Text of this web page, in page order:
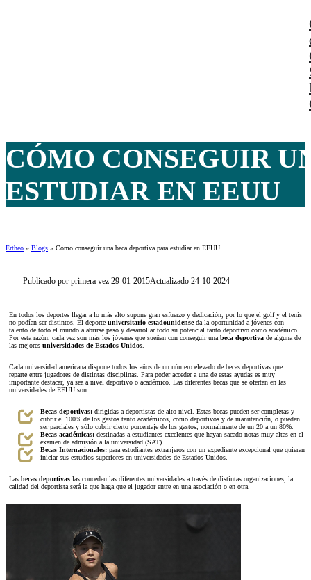
CÓMO CONSEGUIR
ESTUDIAR EN EEUU
Ertheo » Blogs » Cómo conseguir una beca deportiva para estudiar en EEUU
Publicado por primera vez 29-01-2015Actualizado 24-10-2024
En todos los deportes llegar a lo más alto supone gran esfuerzo y dedicación, por lo que el golf y el tenis
no podían ser distintos. El deporte universitario estadounidenseda la oportunidad a jóvenes con
talento de todo el mundo a abrirse paso y desarrollar todo su potencial tanto deportivo como académico.
Por esta razón, cada vez son más los jóvenes que sueñan con conseguir una beca deportiva de alguna de
las mejores universidades de Estados Unidos
Cada universidad americana dispone todos los años de un número elevado de becas deportivas que
reparte entre jugadores de distintas disciplinas. Para poder acceder a una de estas ayudas es muy
importante destacar, ya sea a nivel deportivo o académico. Las diferentes becas que se ofertan en las
universidades de EEUU son:
Becas deportivas: dirigidas a deportistas de alto nivel. Estas becas pueden ser completas y
cubrir el 100% de los gastos tanto académicos, como deportivos y de manutención, o pueden
ser parciales y sólo cubrir cierto porcentaje de los gastos, normalmente de un 20 a un 80%.
Becas académicas: destinadas a estudiantes excelentes que hayan sacado notas muy altas en el
examen de admisión a la universidad (SAT).
Becas Internacionales: para estudiantes extranjeros con un expediente excepcional que quieran
iniciar sus estudios superiores en universidades de Estados Unidos.
Las becas deportivas las conceden las diferentes universidades a través de distintas organizaciones, la
calidad del deportista será la que haga que el jugador entre en una asociación o en otra.